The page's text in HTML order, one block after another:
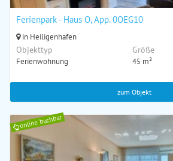
Ferienpark - Haus O, App. 0OEG10
in Heiligenhafen
Objekttyp
Ferienwohnung
Größe
45 m²
zum Objekt
online buchbar